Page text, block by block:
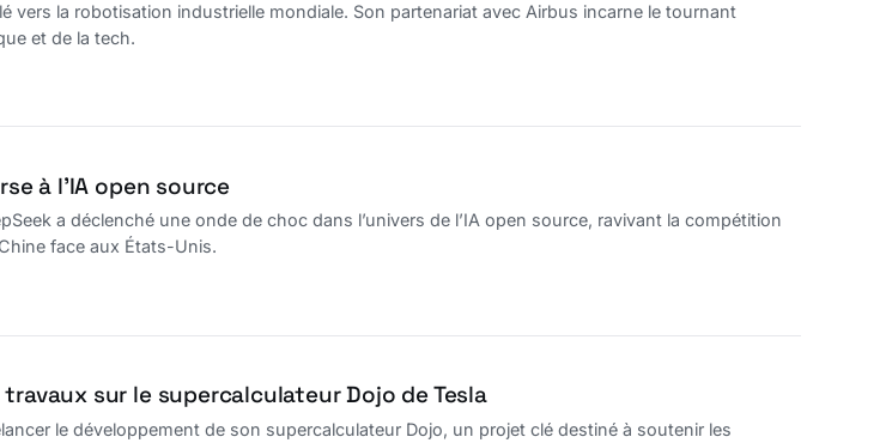
vers la robotisation industrielle mondiale. Son partenariat avec Airbus incarne le tournant
et de la tech.
à l’IA open source
a déclenché une onde de choc dans l’univers de l’IA open source, ravivant la compétition
face aux États-Unis.
sur le supercalculateur Dojo de Tesla
le développement de son supercalculateur Dojo, un projet clé destiné à soutenir les